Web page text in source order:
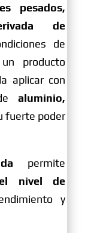
pesados,
de
de
producto
aplicar con
dealuminio,
fuerte poder
permite
nivel de
y